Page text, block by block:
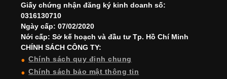
Giấy chứng nhận đăng ký kinh doanh số:
0316130710
Ngày cấp: 07/02/2020
Nới cấp: Sở kế hoạch và đầu tư Tp. Hồ Chí Minh
CHÍNH SÁCH CÔNG TY:
Chính sách quy định chung
Chính sách bảo mật thông tin